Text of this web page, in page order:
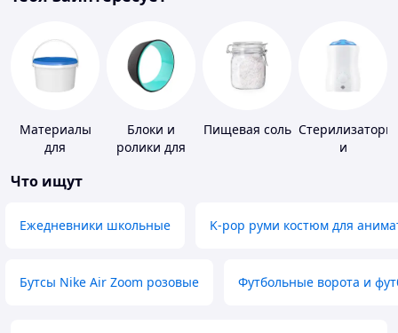
Материалы
для
полимерных
Блоки и
ролики для
Пищевая соль Стерилизаторы
и
Что ищут
Ежедневники школьные K-pop руми костюм для
Бутсы Nike Air Zoom розовые Футбольные ворота и